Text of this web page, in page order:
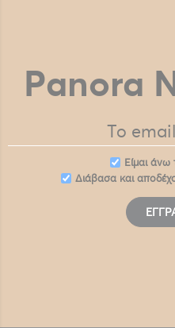
Panora
Eίμαι
Διάβασα και